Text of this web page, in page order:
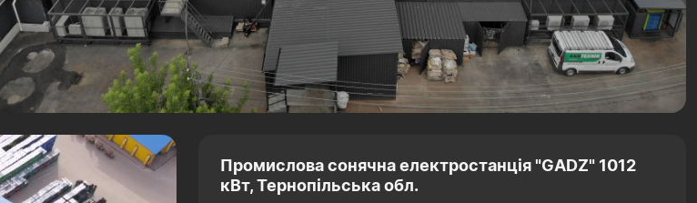
Промислова сонячна електростанція "GADZ" 1012
кВт, Тернопільська обл.